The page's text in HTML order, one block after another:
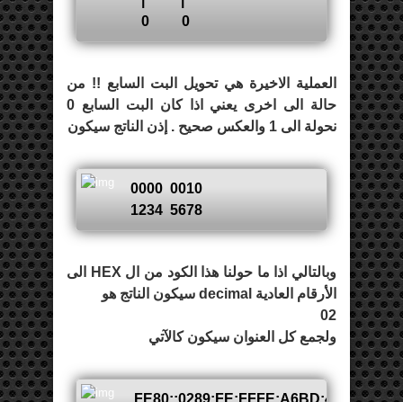
0 0
العملية الاخيرة هي تحويل البت السابع !! من
حالة الى اخرى يعني اذا كان البت السابع 0
نحولة الى 1 والعكس صحيح . إذن الناتج سيكون
0000 0010
1234 5678
وبالتالي اذا ما حولنا هذا الكود من ال HEX الى
الأرقام العادية decimal سيكون الناتج هو
02
ولجمع كل العنوان سيكون كالآتي
FE80::0289:FE:FFFE:A6BD:4455